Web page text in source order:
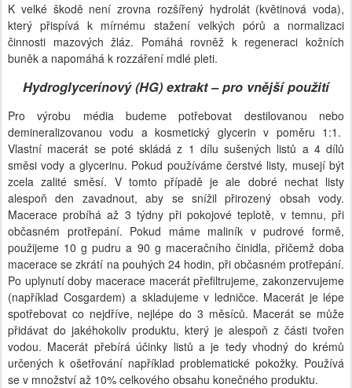
K velké škodě není zrovna rozšířený hydrolát (květinová voda),
který přispívá k mírnému stažení velkých pórů a normalizaci
činnosti mazových žláz. Pomáhá rovněž k regeneraci kožních
buněk a napomáhá k rozzáření mdlé pleti.
Hydroglycerínový (HG) extrakt – pro vnější použití
Pro výrobu média budeme potřebovat destilovanou nebo
demineralizovanou vodu a kosmetický glycerin v poměru 1:1.
Vlastní macerát se poté skládá z 1 dílu sušených listů a 4 dílů
směsi vody a glycerinu. Pokud používáme čerstvé listy, musejí být
zcela zalité směsí. V tomto případě je ale dobré nechat listy
alespoň den zavadnout, aby se snížil přirozený obsah vody.
Macerace probíhá až 3 týdny při pokojové teplotě, v temnu, při
občasném protřepání. Pokud máme maliník v pudrové formě,
použijeme 10 g pudru a 90 g maceračního činidla, přičemž doba
macerace se zkrátí na pouhých 24 hodin, při občasném protřepání.
Po uplynutí doby macerace macerát přefiltrujeme, zakonzervujeme
(například Cosgardem) a skladujeme v ledničce. Macerát je lépe
spotřebovat co nejdříve, nejlépe do 3 měsíců. Macerát se může
přidávat do jakéhokoliv produktu, který je alespoň z části tvořen
vodou. Macerát přebírá účinky listů a je tedy vhodný do krémů
určených k ošetřování například problematické pokožky. Používá
se v množství až 10% celkového obsahu konečného produktu.